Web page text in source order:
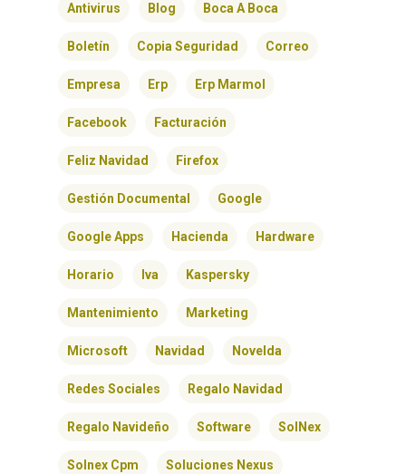
Antivirus Blog Boca A Boca
Boletín Copia Seguridad Correo
Empresa Erp Erp Marmol
Facebook Facturación
Feliz Navidad Firefox
Gestión Documental Google
Google Apps Hacienda Hardware
Horario Iva Kaspersky
Mantenimiento Marketing
Microsoft Navidad Novelda
Redes Sociales Regalo Navidad
Regalo Navideño Software SolNex
Solnex Cpm Soluciones Nexus
INICIO
SOLNEX
BLOG
CONTACTO